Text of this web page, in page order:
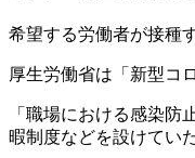
希望する労働者が接種
厚生労働省は「新型コ
「職場における感染
暇制度などを設けてい